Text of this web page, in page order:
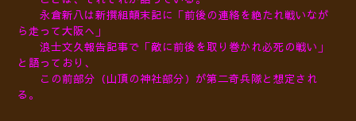
永倉新八は新撰組顛末記に「前後の連絡を絶たれ戦いなが
ら走って大阪へ」
浪士文久報告記事で「敵に前後を取り巻かれ必死の戦い」
と語っており、
この前部分（山頂の神社部分）が第二奇兵隊と想定され
る。